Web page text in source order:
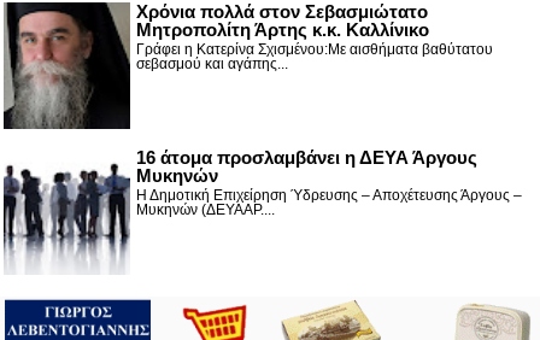
Χρόνια πολλά στον Σεβασμιώτατο
Μητροπολίτη Άρτης κ.κ. Καλλίνικο
Γράφει η Κατερίνα Σχισμένου:Με αισθήματα βαθύτατου
σεβασμού και αγάπης...
16 άτομα προσλαμβάνει η ΔΕΥΑ Άργους
Μυκηνών
Η Δημοτική Επιχείρηση Ύδρευσης – Αποχέτευσης Άργους –
Μυκηνών (ΔΕΥΑΑΡ....